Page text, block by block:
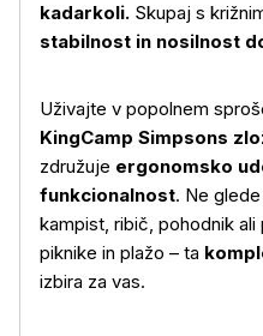
kadarkoli. Skupaj s
stabilnost in nosilnost
Uživajte v popolnem
KingCamp Simpsons
združuje ergonomsko
funkcionalnost. Ne
kampist, ribič, pohodnik
piknike in plažo – ta
izbira za vas.